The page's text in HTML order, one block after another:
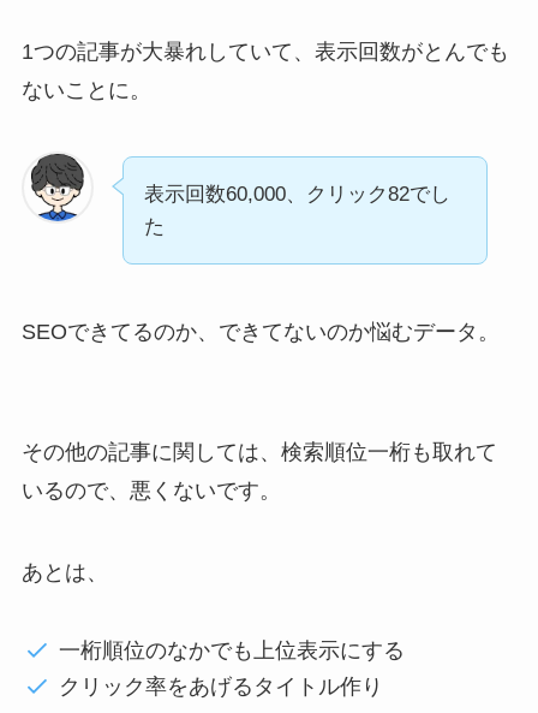
1つの記事が大暴れしていて、表示回数がとんでも
ないことに。
表示回数60,000、クリック82でし
た
SEOできてるのか、できてないのか悩むデータ。
その他の記事に関しては、検索順位一桁も取れて
いるので、悪くないです。
あとは、
一桁順位のなかでも上位表示にする
クリック率をあげるタイトル作り